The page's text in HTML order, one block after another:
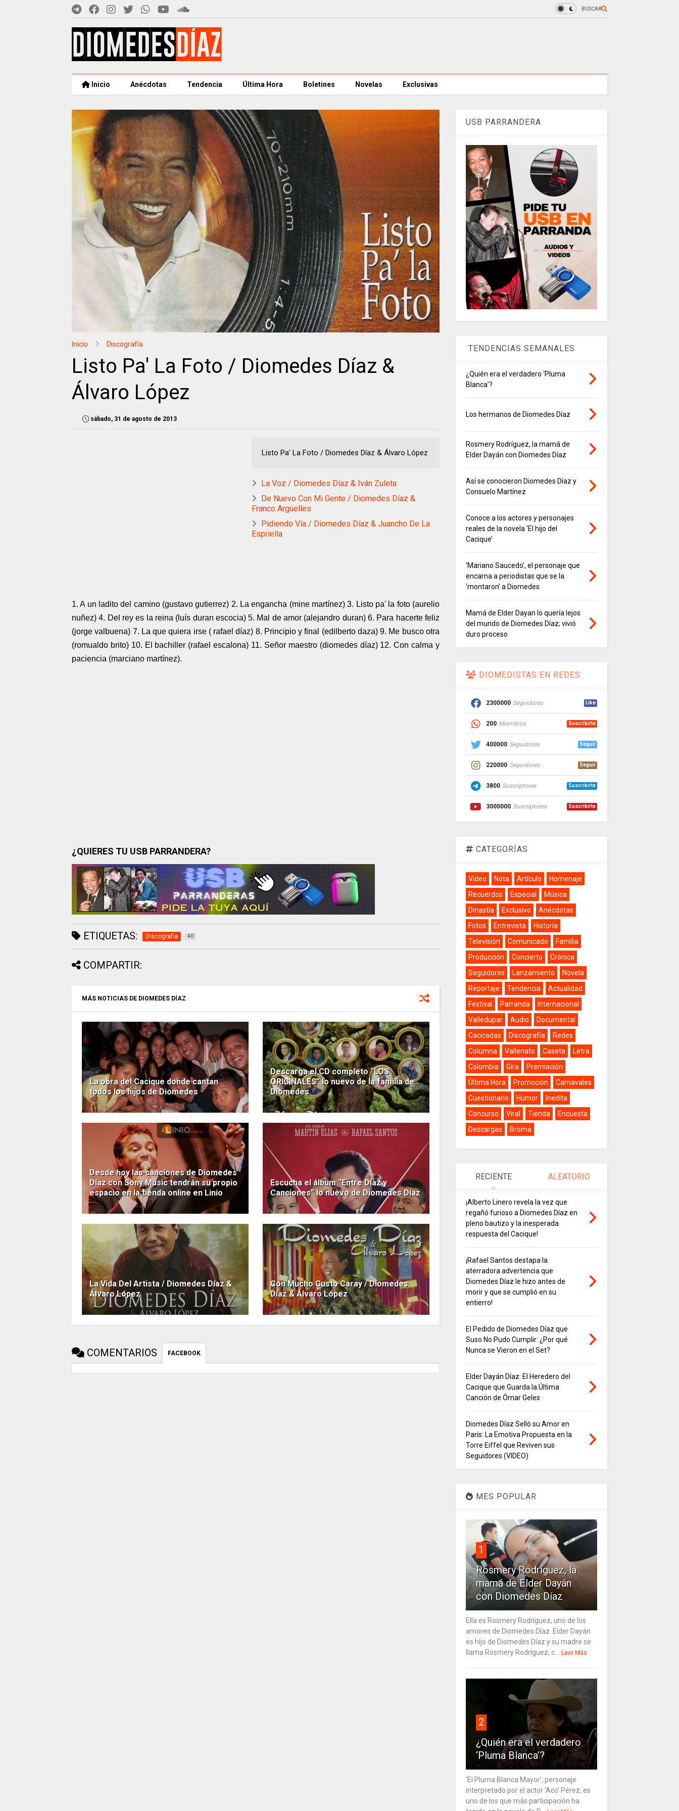
BUSCAR
Inicio Anécdotas Tendencia Última Hora Boletines Novelas Exclusivas
Inicio Discografía
Listo Pa' La Foto / Diomedes Díaz &
Álvaro López
sábado, 31 de agosto de 2013
Listo Pa' La Foto / Diomedes Díaz & Álvaro López
La Voz / Diomedes Díaz & Iván Zuleta
De Nuevo Con Mi Gente / Diomedes Díaz &
Franco Argüelles
Pidiendo Vía / Diomedes Díaz & Juancho De La
Espriella
1. A un ladito del camino (gustavo gutierrez) 2. La engancha (mine martínez) 3. Listo pa' la foto (aurelio
nuñez) 4. Del rey es la reina (luís duran escocia) 5. Mal de amor (alejandro duran) 6. Para hacerte feliz
(jorge valbuena) 7. La que quiera irse ( rafael díaz) 8. Principio y final (edilberto daza) 9. Me busco otra
(romualdo brito) 10. El bachiller (rafael escalona) 11. Señor maestro (diomedes díaz) 12. Con calma y
paciencia (marciano martínez).
¿QUIERES TU USB PARRANDERA?
ETIQUETAS: Discografía 40
COMPARTIR:
MÁS NOTICIAS DE DIOMEDES DÍAZ
La obra del Cacique donde cantan
todos los hijos de Diomedes
Descarga el CD completo “LOS
ORIGINALES” lo nuevo de la familia de
Diomedes
Desde hoy las canciones de Diomedes
Díaz con Sony Music tendrán su propio
espacio en la tienda online en Linio
Escucha el álbum “Entre Díaz y
Canciones” lo nuevo de Diomedes Díaz
La Vida Del Artista / Diomedes Díaz &
Álvaro López
Con Mucho Gusto Caray / Diomedes
Díaz & Álvaro López
COMENTARIOS FACEBOOK
USB PARRANDERA
TENDENCIAS SEMANALES
¿Quién era el verdadero ‘Pluma
Blanca’?
Los hermanos de Diomedes Díaz
Rosmery Rodríguez, la mamá de
Elder Dayán con Diomedes Díaz
Así se conocieron Diomedes Díaz y
Consuelo Martínez
Conoce a los actores y personajes
reales de la novela ‘El hijo del
Cacique’
‘Mariano Saucedo’, el personaje que
encarna a periodistas que se la
‘montaron’ a Diomedes
Mamá de Elder Dayan lo quería lejos
del mundo de Diomedes Díaz; vivió
duro proceso
DIOMEDISTAS EN REDES
2300000 Seguidores Like
200 Miembros Suscribirte
400000 Seguidores Seguir
220000 Seguidores Seguir
3800 Suscriptores Suscribirte
3000000 Suscriptores Suscribirte
CATEGORÍAS
Video Nota Artículo
Homenaje
Recuerdos
Especial
Música
Dinastía
Exclusivo
Anécdotas
Fotos
Entrevista
Historia
Televisión
Comunicado
Familia
Producción
Concierto
Crónica
Seguidores
Lanzamiento
Novela
Reportaje
Tendencia
Actualidad
Festival
Parranda
Internacional
Valledupar
Audio
Documental
Cacicadas
Discografía
Redes
Columna
Vallenato Caseta
Letra
Colombia
Gira
Premiación
Última Hora
Promoción
Carnavales
Cuestionario
Humor
Inedita
Concurso
Viral Tienda
Encuesta
Descargas
Broma
RECIENTE ALEATORIO
¡Alberto Linero revela la vez que
regañó furioso a Diomedes Díaz en
pleno bautizo y la inesperada
respuesta del Cacique!
¡Rafael Santos destapa la
aterradora advertencia que
Diomedes Díaz le hizo antes de
morir y que se cumplió en su
entierro!
El Pedido de Diomedes Díaz que
Suso No Pudo Cumplir: ¿Por qué
Nunca se Vieron en el Set?
Elder Dayán Díaz: El Heredero del
Cacique que Guarda la Última
Canción de Ómar Geles
Diomedes Díaz Selló su Amor en
París: La Emotiva Propuesta en la
Torre Eiffel que Reviven sus
Seguidores (VIDEO)
MES POPULAR
1
Rosmery Rodríguez, la
mamá de Elder Dayán
con Diomedes Díaz
Ella es Rosmery Rodríguez, uno de los
amores de Diomedes Díaz. Elder Dayán
es hijo de Diomedes Díaz y su madre se
llama Rosmery Rodríguez, c... Leer Más
2
¿Quién era el verdadero
‘Pluma Blanca’?
‘El Pluma Blanca Mayor’, personaje
interpretado por el actor ‘Aco’ Pérez, es
uno de los que más participación ha